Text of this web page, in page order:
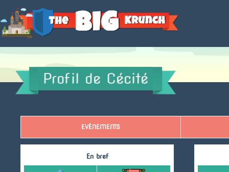
Profil de Cécité
EVÈNEMENTS
En bref